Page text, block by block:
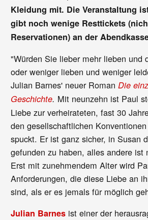
Kleidung mit. Die Veranstaltung
gibt noch wenige Resttickets
Reservationen) an der
"Würden Sie lieber mehr lieben und
oder weniger lieben und weniger
Julian Barnes' neuer RomanDie
Geschichte. Mit neunzehn ist Paul
Liebe zur verheirateten, fast 30
den gesellschaftlichen
spuckt. Er ist ganz sicher, in Susan
gefunden zu haben, alles andere ist
Erst mit zunehmendem Alter wird
Anforderungen, die diese Liebe an
sind, als er es jemals für möglich
Julian Barnes ist einer der